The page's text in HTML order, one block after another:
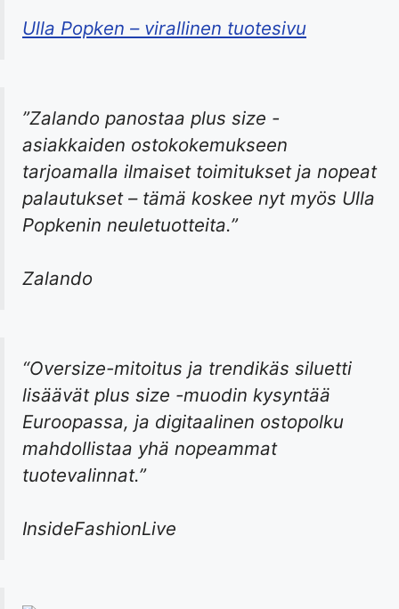
Ulla Popken – virallinen tuotesivu
”Zalando panostaa plus size -
asiakkaiden ostokokemukseen
tarjoamalla ilmaiset toimitukset ja nopeat
palautukset – tämä koskee nyt myös Ulla
Popkenin neuletuotteita.”
Zalando
“Oversize-mitoitus ja trendikäs siluetti
lisäävät plus size -muodin kysyntää
Euroopassa, ja digitaalinen ostopolku
mahdollistaa yhä nopeammat
tuotevalinnat.”
InsideFashionLive